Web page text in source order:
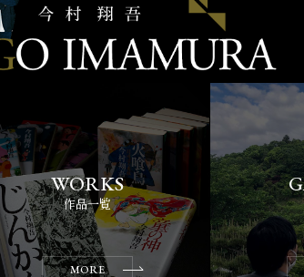
作品一覧
MORE